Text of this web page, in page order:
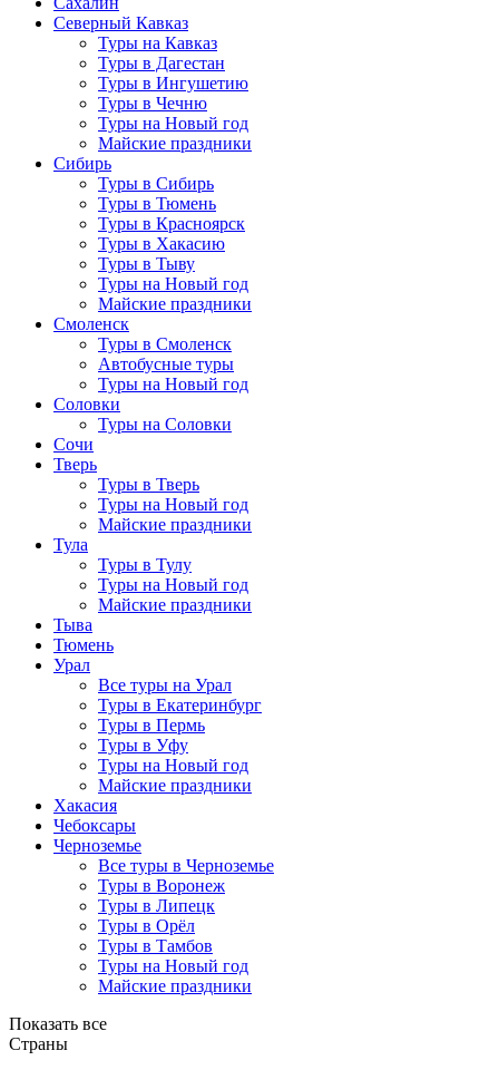
Северный Кавказ
Туры на Кавказ
Туры в Дагестан
Туры в Ингушетию
Туры в Чечню
Туры на Новый год
Майские праздники
Сибирь
Туры в Сибирь
Туры в Тюмень
Туры в Красноярск
Туры в Хакасию
Туры в Тыву
Туры на Новый год
Майские праздники
Смоленск
Туры в Смоленск
Автобусные туры
Туры на Новый год
Соловки
Туры на Соловки
Сочи
Тверь
Туры в Тверь
Туры на Новый год
Майские праздники
Тула
Туры в Тулу
Туры на Новый год
Майские праздники
Тыва
Тюмень
Урал
Все туры на Урал
Туры в Екатеринбург
Туры в Пермь
Туры в Уфу
Туры на Новый год
Майские праздники
Хакасия
Чебоксары
Черноземье
Все туры в Черноземье
Туры в Воронеж
Туры в Липецк
Туры в Орёл
Туры в Тамбов
Туры на Новый год
Майские праздники
Показать все
Страны